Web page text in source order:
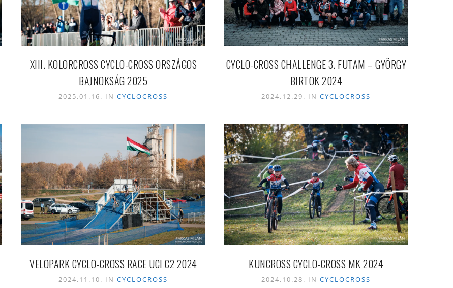
XIII. KOLORCROSS CYCLO-CROSS ORSZÁGOS
BAJNOKSÁG 2025
2025.01.16. INCYCLOCROSS
CYCLO-CROSS CHALLENGE 3. FUTAM – GYÖRGY
BIRTOK 2024
2024.12.29. INCYCLOCROSS
VELOPARK CYCLO-CROSS RACE UCI C2 2024
2024.11.10. INCYCLOCROSS
KUNCROSS CYCLO-CROSS MK 2024
2024.10.28. INCYCLOCROSS